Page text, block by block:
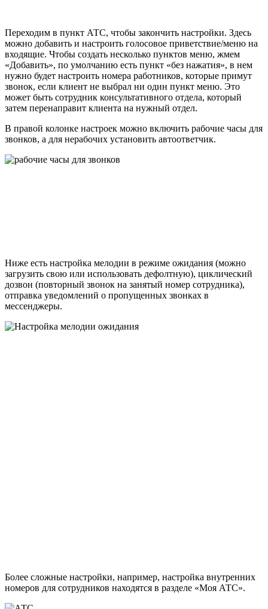
Переходим в пункт АТС, чтобы закончить настройки. Здесь
можно добавить и настроить голосовое приветствие/меню на
входящие. Чтобы создать несколько пунктов меню, жмем
«Добавить», по умолчанию есть пункт «без нажатия», в нем
нужно будет настроить номера работников, которые примут
звонок, если клиент не выбрал ни один пункт меню. Это
может быть сотрудник консультативного отдела, который
затем перенаправит клиента на нужный отдел.
В правой колонке настроек можно включить рабочие часы для
звонков, а для нерабочих установить автоответчик.
Ниже есть настройка мелодии в режиме ожидания (можно
загрузить свою или использовать дефолтную), циклический
дозвон (повторный звонок на занятый номер сотрудника),
отправка уведомлений о пропущенных звонках в
мессенджеры.
Более сложные настройки, например, настройка внутренних
номеров для сотрудников находятся в разделе «Моя АТС».